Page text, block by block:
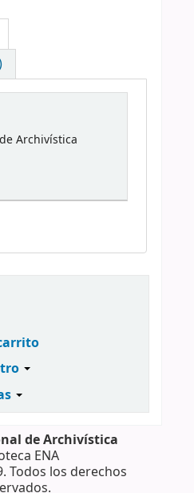
Archivística
de Archivística
ENA
Todos los derechos